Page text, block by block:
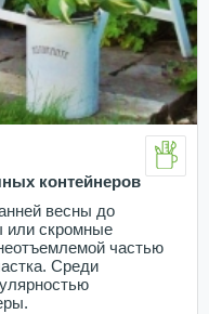
контейнеров
весны до
или скромные
частью
Среди